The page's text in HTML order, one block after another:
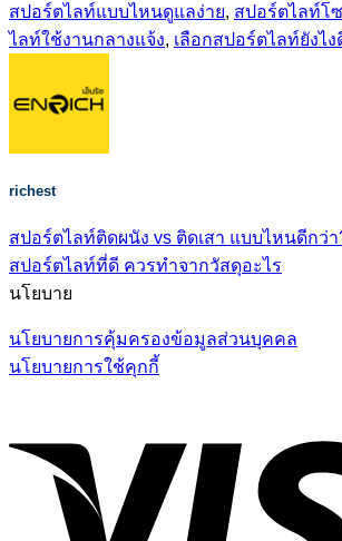
สปอร์ตไลท์แบบไหนดูแลง่าย, สปอร์ตไลท์โ
ไลท์ใช้งานกลางแจ้ง, เลือกสปอร์ตไลท์ยังไง
richest
สปอร์ตไลท์ติดผนัง vs ติดเสา แบบไหนดีกว่า
สปอร์ตไลท์ที่ดี ควรทำจากวัสดุอะไร
นโยบาย
นโยบายการคุ้มครองข้อมูลส่วนบุคคล
นโยบายการใช้คุกกี้